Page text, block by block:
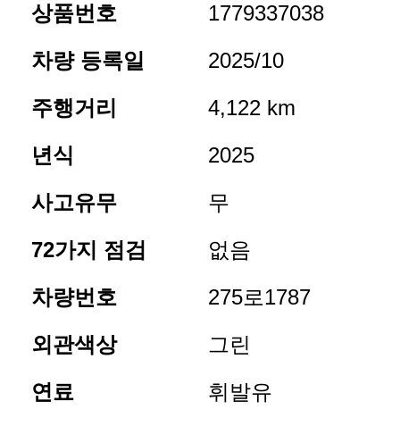
상품번호
1779337038
차량 등록일
2025/10
주행거리
4,122 km
년식
2025
사고유무
무
72가지 점검
없음
차량번호
275로1787
외관색상
그린
연료
휘발유